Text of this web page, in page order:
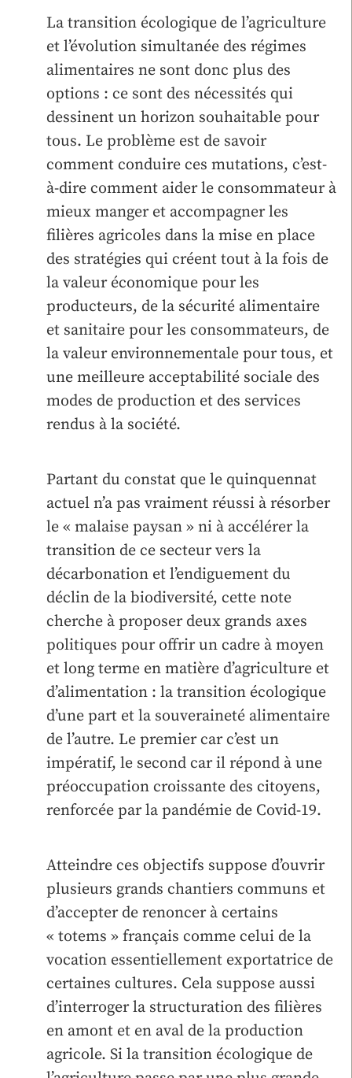
La transition écologique de l’agriculture
et l’évolution simultanée des régimes
alimentaires ne sont donc plus des
options : ce sont des nécessités qui
dessinent un horizon souhaitable pour
tous. Le problème est de savoir
comment conduire ces mutations, c’est-
à-dire comment aider le consommateur à
mieux manger et accompagner les
filières agricoles dans la mise en place
des stratégies qui créent tout à la fois de
la valeur économique pour les
producteurs, de la sécurité alimentaire
et sanitaire pour les consommateurs, de
la valeur environnementale pour tous, et
une meilleure acceptabilité sociale des
modes de production et des services
rendus à la société.
Partant du constat que le quinquennat
actuel n’a pas vraiment réussi à résorber
le « malaise paysan » ni à accélérer la
transition de ce secteur vers la
décarbonation et l’endiguement du
déclin de la biodiversité, cette note
cherche à proposer deux grands axes
politiques pour offrir un cadre à moyen
et long terme en matière d’agriculture et
d’alimentation : la transition écologique
d’une part et la souveraineté alimentaire
de l’autre. Le premier car c’est un
impératif, le second car il répond à une
préoccupation croissante des citoyens,
renforcée par la pandémie de Covid-19.
Atteindre ces objectifs suppose d’ouvrir
plusieurs grands chantiers communs et
d’accepter de renoncer à certains
« totems » français comme celui de la
vocation essentiellement exportatrice de
certaines cultures. Cela suppose aussi
d’interroger la structuration des filières
en amont et en aval de la production
agricole. Si la transition écologique de